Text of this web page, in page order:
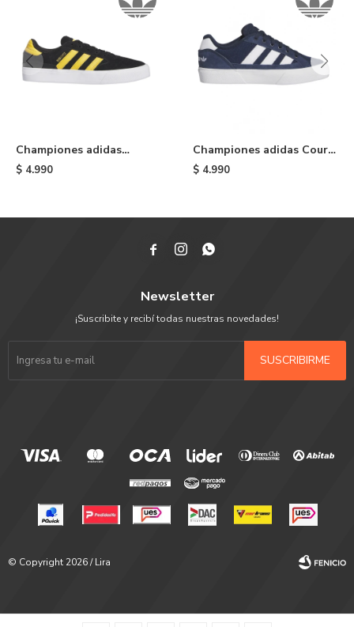
Championes adidas
Busenitz Vulc II - Black
$ 4.990
Championes adidas Court
TNS Premiere - Blue
$ 4.990
  
Newsletter
¡Suscribite y recibí todas nuestras novedades!
SUSCRIBIRME
© Copyright 2026 / Lira